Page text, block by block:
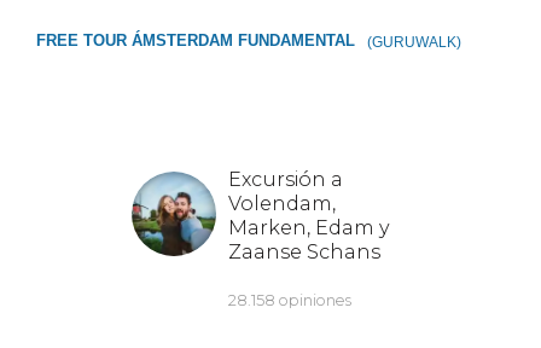
FREE TOUR ÁMSTERDAM FUNDAMENTAL (GURUWALK)